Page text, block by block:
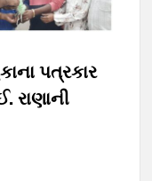
પત્રકાર
રાણાની